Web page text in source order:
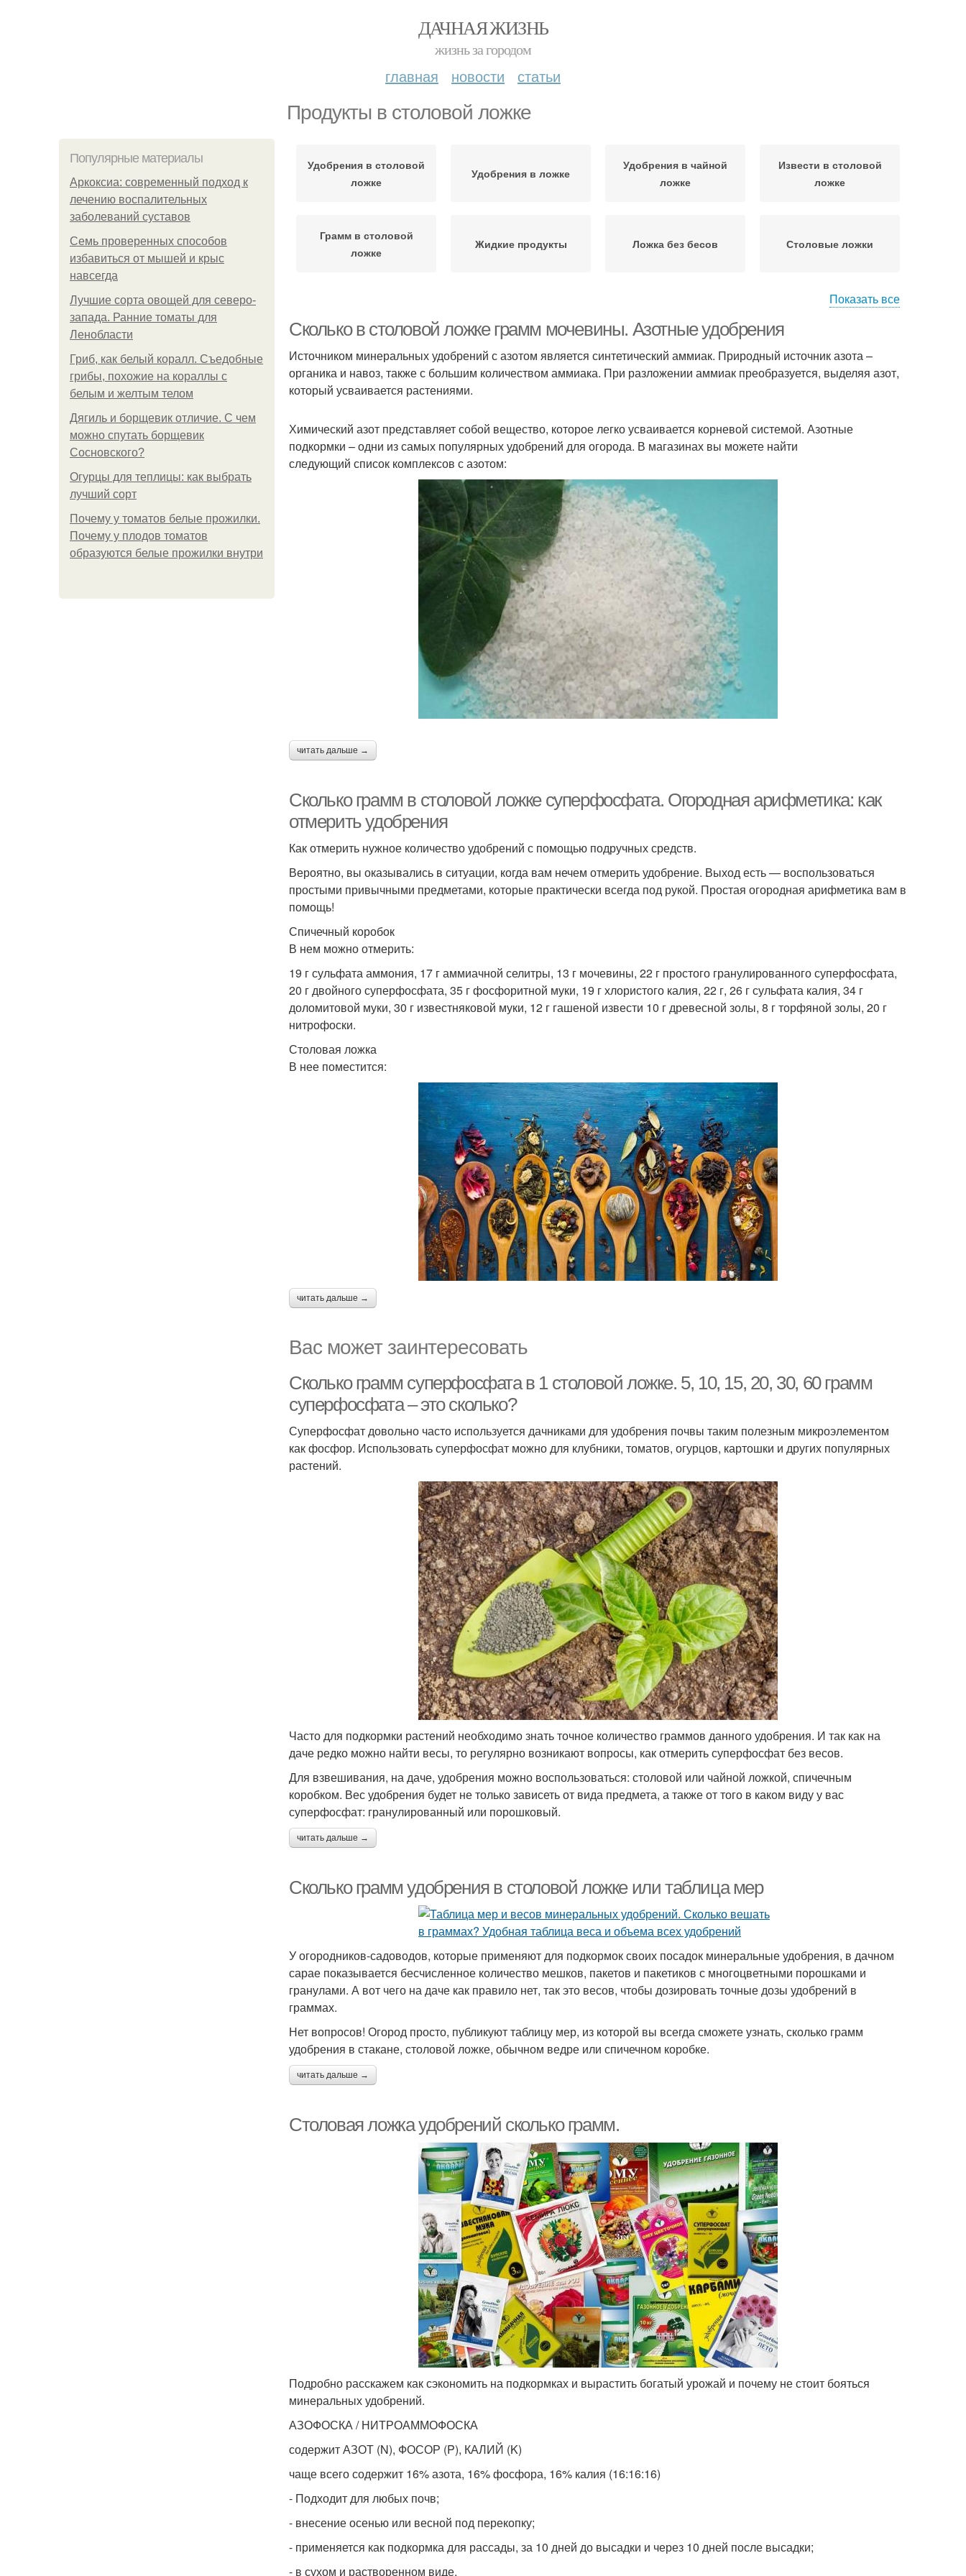
ДАЧНАЯ ЖИЗНЬ
жизнь за городом
главная новости статьи
Продукты в столовой ложке
Популярные материалы
Аркоксиа: современный подход к
лечению воспалительных
заболеваний суставов
Семь проверенных способов
избавиться от мышей и крыс
навсегда
Лучшие сорта овощей для северо-
запада. Ранние томаты для
Ленобласти
Гриб, как белый коралл. Съедобные
грибы, похожие на кораллы с
белым и желтым телом
Дягиль и борщевик отличие. С чем
можно спутать борщевик
Сосновского?
Огурцы для теплицы: как выбрать
лучший сорт
Почему у томатов белые прожилки.
Почему у плодов томатов
образуются белые прожилки внутри
Удобрения в столовой
ложке
Удобрения в ложке
Удобрения в чайной
ложке
Извести в столовой
ложке
Грамм в столовой
ложке
Жидкие продукты Ложка без бесов Столовые ложки
Грамм в чайной ложке
Продукты в чайной
Показать все
Сколько в столовой ложке грамм мочевины. Азотные удобрения
Источником минеральных удобрений с азотом является синтетический аммиак. Природный источник азота –
органика и навоз, также с большим количеством аммиака. При разложении аммиак преобразуется, выделяя азот,
который усваивается растениями.
Химический азот представляет собой вещество, которое легко усваивается корневой системой. Азотные
подкормки – одни из самых популярных удобрений для огорода. В магазинах вы можете найти
следующий список комплексов с азотом:
читать дальше →
Сколько грамм в столовой ложке суперфосфата. Огородная арифметика: как
отмерить удобрения
Как отмерить нужное количество удобрений с помощью подручных средств.
Вероятно, вы оказывались в ситуации, когда вам нечем отмерить удобрение. Выход есть — воспользоваться
простыми привычными предметами, которые практически всегда под рукой. Простая огородная арифметика вам в
помощь!
Спичечный коробок
В нем можно отмерить:
19 г сульфата аммония, 17 г аммиачной селитры, 13 г мочевины, 22 г простого гранулированного суперфосфата,
20 г двойного суперфосфата, 35 г фосфоритной муки, 19 г хлористого калия, 22 г, 26 г сульфата калия, 34 г
доломитовой муки, 30 г известняковой муки, 12 г гашеной извести 10 г древесной золы, 8 г торфяной золы, 20 г
нитрофоски.
Столовая ложка
В нее поместится:
читать дальше →
Вас может заинтересовать
Сколько грамм суперфосфата в 1 столовой ложке. 5, 10, 15, 20, 30, 60 грамм
суперфосфата – это сколько?
Суперфосфат довольно часто используется дачниками для удобрения почвы таким полезным микроэлементом
как фосфор. Использовать суперфосфат можно для клубники, томатов, огурцов, картошки и других популярных
растений.
Часто для подкормки растений необходимо знать точное количество граммов данного удобрения. И так как на
даче редко можно найти весы, то регулярно возникают вопросы, как отмерить суперфосфат без весов.
Для взвешивания, на даче, удобрения можно воспользоваться: столовой или чайной ложкой, спичечным
коробком. Вес удобрения будет не только зависеть от вида предмета, а также от того в каком виду у вас
суперфосфат: гранулированный или порошковый.
читать дальше →
Сколько грамм удобрения в столовой ложке или таблица мер
У огородников-садоводов, которые применяют для подкормок своих посадок минеральные удобрения, в дачном
сарае показывается бесчисленное количество мешков, пакетов и пакетиков с многоцветными порошками и
гранулами. А вот чего на даче как правило нет, так это весов, чтобы дозировать точные дозы удобрений в
граммах.
Нет вопросов! Огород просто, публикуют таблицу мер, из которой вы всегда сможете узнать, сколько грамм
удобрения в стакане, столовой ложке, обычном ведре или спичечном коробке.
читать дальше →
Столовая ложка удобрений сколько грамм.
Подробно расскажем как сэкономить на подкормках и вырастить богатый урожай и почему не стоит бояться
минеральных удобрений.
АЗОФОСКА / НИТРОАММОФОСКА
содержит АЗОТ (N), ФОСОР (P), КАЛИЙ (K)
чаще всего содержит 16% азота, 16% фосфора, 16% калия (16:16:16)
- Подходит для любых почв;
- внесение осенью или весной под перекопку;
- применяется как подкормка для рассады, за 10 дней до высадки и через 10 дней после высадки;
- в сухом и растворенном виде.